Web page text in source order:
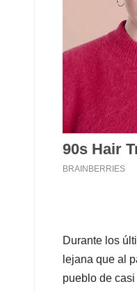
Durante los
lejana que al
pueblo de